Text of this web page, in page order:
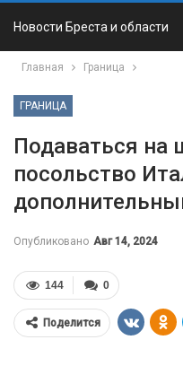
Новости Бреста и области
Главная Граница
ГРАНИЦА
Подаваться на
посольство
Опубликовано Авг 14, 2024
0
144
Поделится